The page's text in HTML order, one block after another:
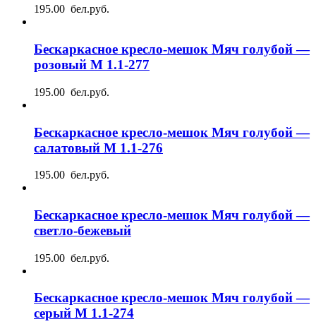
195.00 бел.руб.
Бескаркасное кресло-мешок Мяч голубой —
розовый М 1.1-277
195.00 бел.руб.
Бескаркасное кресло-мешок Мяч голубой —
салатовый М 1.1-276
195.00 бел.руб.
Бескаркасное кресло-мешок Мяч голубой —
светло-бежевый
195.00 бел.руб.
Бескаркасное кресло-мешок Мяч голубой —
серый М 1.1-274